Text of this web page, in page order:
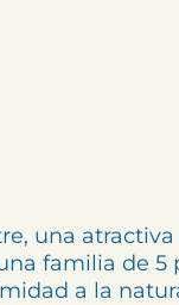
una
familia de 5
a la